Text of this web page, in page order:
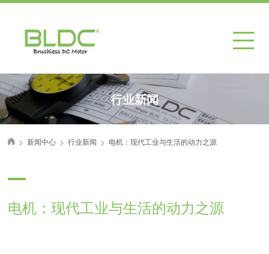
行业新闻
首页
> 新闻中心 > 行业新闻 > 电机：现代工业与生活的动力之源
电机：现代工业与生活的动力之源